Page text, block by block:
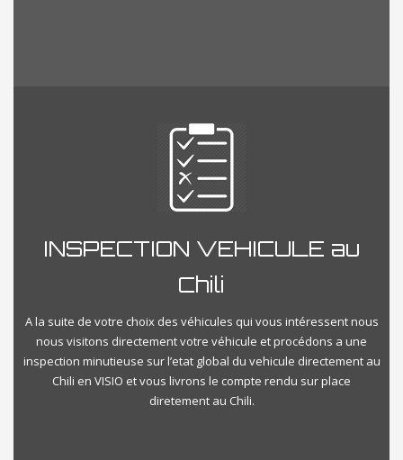
INSPECTION VEHICULE au
Chili
A la suite de votre choix des véhicules qui vous intéressent nous
nous visitons directement votre véhicule et procédons a une
inspection minutieuse sur l’etat global du vehicule directement au
Chili en VISIO et vous livrons le compte rendu sur place
diretement au Chili.